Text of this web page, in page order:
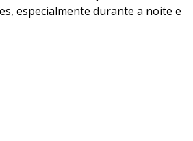
especialmente durante a noite e